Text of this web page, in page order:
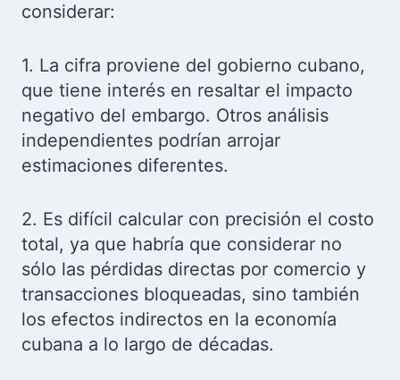
considerar:
1. La cifra proviene del gobierno cubano,
que tiene interés en resaltar el impacto
negativo del embargo. Otros análisis
independientes podrían arrojar
estimaciones diferentes.
2. Es difícil calcular con precisión el costo
total, ya que habría que considerar no
sólo las pérdidas directas por comercio y
transacciones bloqueadas, sino también
los efectos indirectos en la economía
cubana a lo largo de décadas.